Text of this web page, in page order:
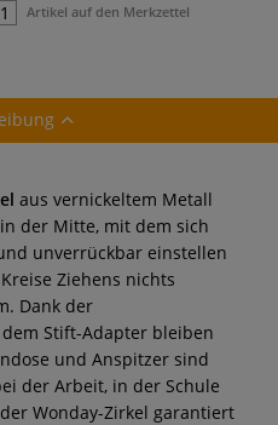
Artikel auf den Merkzettel
aus vernickeltem Metall
der Mitte, mit dem sich
unverrückbar einstellen
Ziehens nichts
Dank der
Stift-Adapter bleiben
und Anspitzer sind
der Arbeit, in der Schule
Wonday-Zirkel garantiert